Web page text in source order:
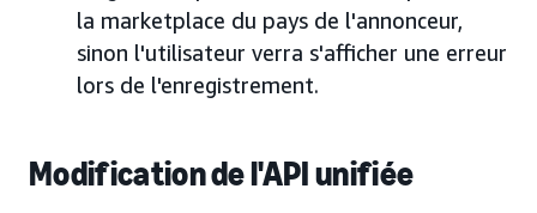
la marketplace du pays de l'annonceur,
sinon l'utilisateur verra s'afficher une erreur
lors de l'enregistrement.
Modification de l'API unifiée